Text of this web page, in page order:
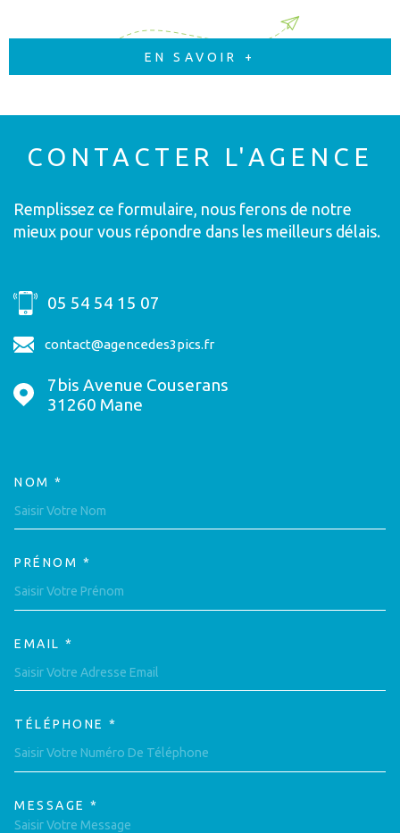
EN SAVOIR +
CONTACTER L'AGENCE
Remplissez ce formulaire, nous ferons de notre
mieux pour vous répondre dans les meilleurs délais.
05 54 54 15 07
contact@agencedes3pics.fr
7bis Avenue Couserans
31260
Mane
NOM *
PRÉNOM *
EMAIL *
TÉLÉPHONE *
MESSAGE *